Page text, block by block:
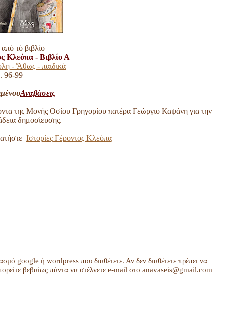
τό βιβλίο
Κλεόπα - Βιβλίο Α
- Ἄθως - παιδικά
96-99
Αναβάσεις
της Μονής Οσίου Γρηγορίου πατέρα Γεώργιο Καψάνη για την
δημοσίευσης.
Ιστορίες Γέροντος Κλεόπα
google ή wordpress που διαθέτετε. Αν δεν διαθέτετε πρέπει να
βεβαίως πάντα να στέλνετε e-mail στο anavaseis@gmail.com